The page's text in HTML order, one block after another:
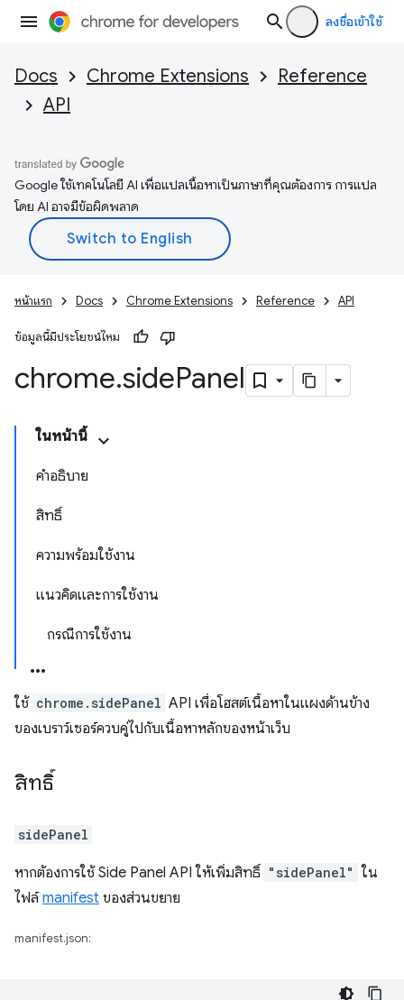
ลงชื่อเข้าใช้
Docs Chrome Extensions
Reference
API
Google ใช้เทคโนโลยี AI เพื่อแปลเนื้อหาเป็นภาษาที่คุณต้องการ การแปล
โดย AI อาจมีข้อผิดพลาด
หน้าแรก Docs Chrome Extensions Reference API
ข้อมูลนี้มีประโยชน์ไหม
chrome.sidePanel
ในหน้านี้
คำอธิบาย
สิทธิ์
ความพร้อมใช้งาน
แนวคิดและการใช้งาน
กรณีการใช้งาน
ใช้ chrome.sidePanel API เพื่อโฮสต์เนื้อหาในแผงด้านข้าง
ของเบราว์เซอร์ควบคู่ไปกับเนื้อหาหลักของหน้าเว็บ
สิทธิ์
sidePanel
หากต้องการใช้ Side Panel API ให้เพิ่มสิทธิ์ "sidePanel" ใน
ไฟล์manifest ของส่วนขยาย
manifest.json: